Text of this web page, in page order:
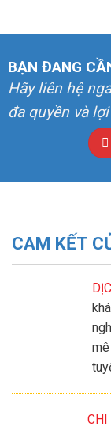
BẠN ĐANG
Hãy liên hệ
đa quyền và
CAM KẾT
CHI